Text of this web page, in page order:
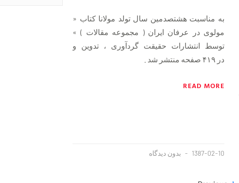
به مناسبت هشتصدمین سال تولد مولانا کتاب «
مولوی در عرفان ایران ( مجموعه مقالات ) »
توسط انتشارات حقیقت گردآوری ، تدوین و
در ۴۱۹ صفحه منتشر شد .
READ MORE
1387-02-10 بدون دیدگاه